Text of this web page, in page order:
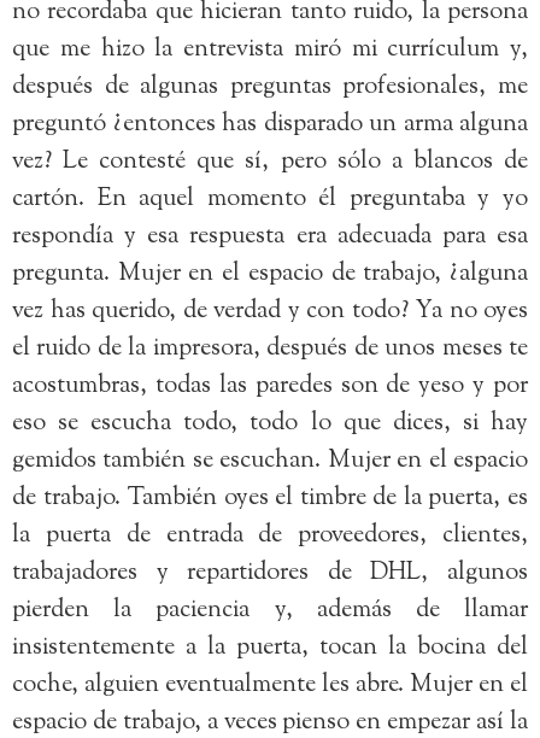
no recordaba que hicieran tanto ruido, la persona
que me hizo la entrevista miró mi currículum y,
después de algunas preguntas profesionales, me
preguntó ¿entonces has disparado un arma alguna
vez? Le contesté que sí, pero sólo a blancos de
cartón. En aquel momento él preguntaba y yo
respondía y esa respuesta era adecuada para esa
pregunta. Mujer en el espacio de trabajo, ¿alguna
vez has querido, de verdad y con todo? Ya no oyes
el ruido de la impresora, después de unos meses te
acostumbras, todas las paredes son de yeso y por
eso se escucha todo, todo lo que dices, si hay
gemidos también se escuchan. Mujer en el espacio
de trabajo. También oyes el timbre de la puerta, es
la puerta de entrada de proveedores, clientes,
trabajadores y repartidores de DHL, algunos
pierden la paciencia y, además de llamar
insistentemente a la puerta, tocan la bocina del
coche, alguien eventualmente les abre. Mujer en el
espacio de trabajo, a veces pienso en empezar así la